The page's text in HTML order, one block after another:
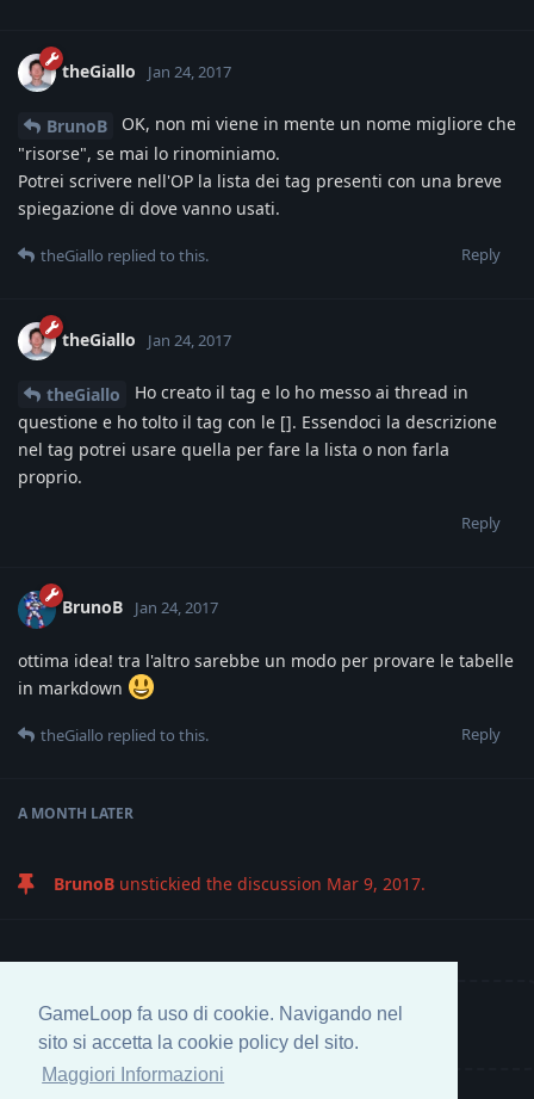
GameLoop fa uso di cookie. Navigando nel
sito si accetta la cookie policy del sito.
Maggiori Informazioni
theGiallo Jan 24, 2017
BrunoB
OK, non mi viene in mente un nome migliore che
"risorse", se mai lo rinominiamo.
Potrei scrivere nell'OP la lista dei tag presenti con una breve
spiegazione di dove vanno usati.
Reply
theGiallo replied to this.
theGiallo Jan 24, 2017
theGiallo
Ho creato il tag e lo ho messo ai thread in
questione e ho tolto il tag con le []. Essendoci la descrizione
nel tag potrei usare quella per fare la lista o non farla
proprio.
Reply
BrunoB Jan 24, 2017
ottima idea! tra l'altro sarebbe un modo per provare le tabelle
in markdown
Reply
theGiallo replied to this.
A MONTH LATER
BrunoB unstickied the discussion Mar 9, 2017.
Write a Reply...